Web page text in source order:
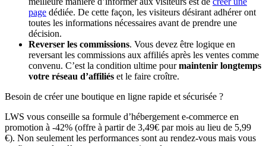
page dédiée. De cette façon, les visiteurs désirant adhérer ont
toutes les informations nécessaires avant de prendre une
décision.
Reverser les commissions. Vous devez être logique en
reversant les commissions aux affiliés après les ventes comme
convenu. C’est la condition ultime pourmaintenir longtemps
votre réseau d’affiliés et le faire croître.
Besoin de créer une boutique en ligne rapide et sécurisée ?
LWS vous conseille sa formule d’hébergement e-commerce en
promotion à -42% (offre à partir de 3,49€ par mois au lieu de 5,99
€). Non seulement les performances sont au rendez-vous mais vous